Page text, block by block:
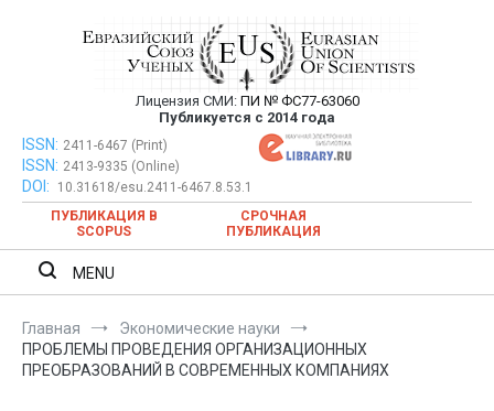
Евразийский Союз Ученых —
публикация научных статей в
ежемесячном научном журнале
Лицензия СМИ: ПИ № ФС77-63060
Публикуется с 2014 года
Евразийский Союз Ученых — публикация научных статей в
ежемесячном научном журнале
ISSN: 2411-6467 (Print)
ISSN: 2413-9335 (Online)
DOI:
10.31618/esu.2411-6467.8.53.1
ПУБЛИКАЦИЯ В
SCOPUS
СРОЧНАЯ
ПУБЛИКАЦИЯ
MENU
Главная
Экономические науки
ПРОБЛЕМЫ ПРОВЕДЕНИЯ ОРГАНИЗАЦИОННЫХ
ПРЕОБРАЗОВАНИЙ В СОВРЕМЕННЫХ КОМПАНИЯХ